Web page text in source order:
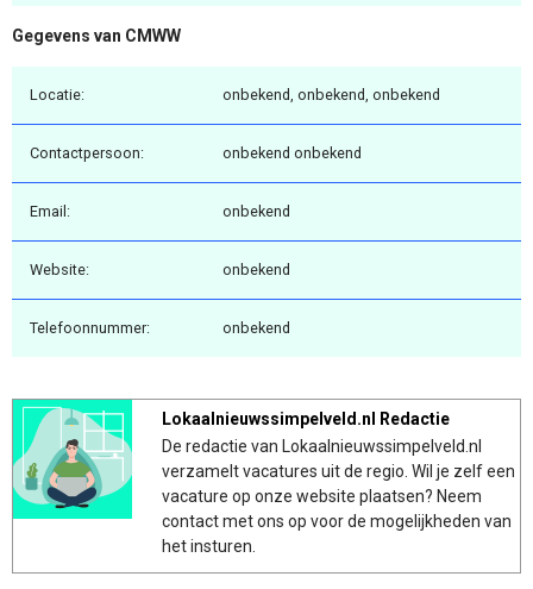
Gegevens van CMWW
Locatie: onbekend, onbekend, onbekend
Contactpersoon: onbekend onbekend
Email: onbekend
Website: onbekend
Telefoonnummer: onbekend
Lokaalnieuwssimpelveld.nl Redactie
De redactie van Lokaalnieuwssimpelveld.nl
verzamelt vacatures uit de regio. Wil je zelf een
vacature op onze website plaatsen? Neem
contact met ons op voor de mogelijkheden van
het insturen.